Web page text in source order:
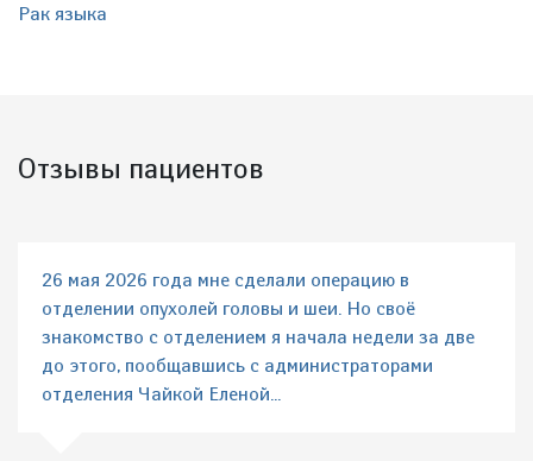
Рак языка
Отзывы пациентов
26 мая 2026 года мне сделали операцию в
отделении опухолей головы и шеи. Но своё
знакомство с отделением я начала недели за две
до этого, пообщавшись с администраторами
отделения Чайкой Еленой...